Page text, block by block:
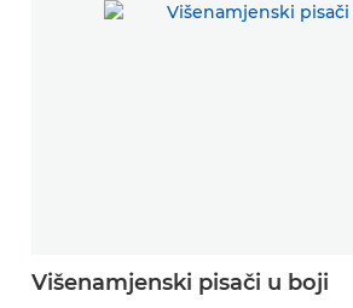
Višenamjenski pisači u boji